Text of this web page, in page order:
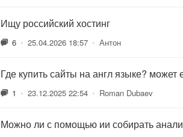
Ищу российский хостинг
6 • 25.04.2026 18:57 • Антон
Где купить сайты на англ языке? может
1 • 23.12.2025 22:54 • Roman Dubaev
Можно ли с помощью ии собирать